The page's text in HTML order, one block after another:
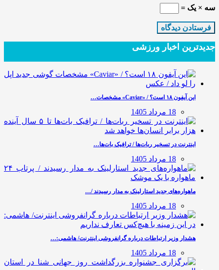
سه × یک =
جدیدترین‌ اخبار ورزشی
این آیفون ۱۸ است؟ / «Caviar» مشخصات…
18 مرداد 1405
اینترنت در تسخیر ربات‌ها / ترافیک بات‌ها…
18 مرداد 1405
ماهواره‌های جدید استارلینک به مدار رسیدند /…
18 مرداد 1405
هشدار وزیر ارتباطات درباره گرانفروشی اینترنت/ هاشمی:…
18 مرداد 1405